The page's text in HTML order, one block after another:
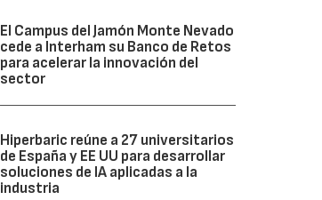
El Campus del Jamón Monte Nevado
cede a Interham su Banco de Retos
para acelerar la innovación del
sector
Hiperbaric reúne a 27 universitarios
de España y EE UU para desarrollar
soluciones de IA aplicadas a la
industria